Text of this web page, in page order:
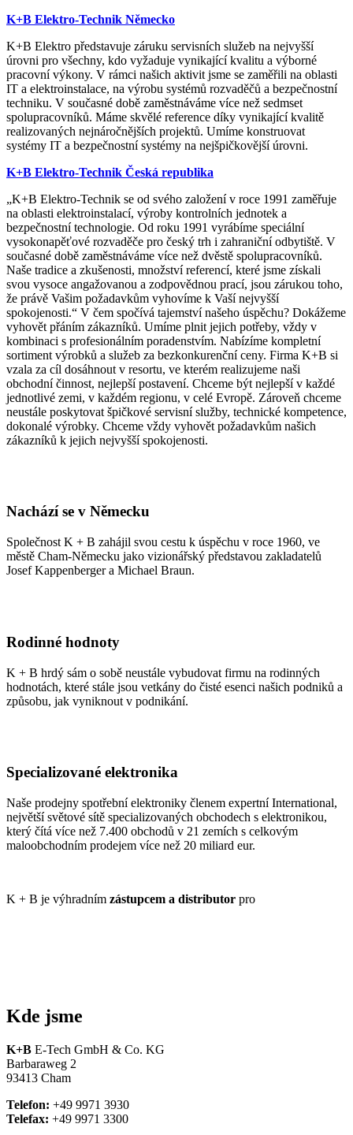
K+B Elektro-Technik Německo
K+B Elektro představuje záruku servisních služeb na nejvyšší
úrovni pro všechny, kdo vyžaduje vynikající kvalitu a výborné
pracovní výkony. V rámci našich aktivit jsme se zaměřili na oblasti
IT a elektroinstalace, na výrobu systémů rozvaděčů a bezpečnostní
techniku. V současné době zaměstnáváme více než sedmset
spolupracovníků. Máme skvělé reference díky vynikající kvalitě
realizovaných nejnáročnějších projektů. Umíme konstruovat
systémy IT a bezpečnostní systémy na nejšpičkovější úrovni.
K+B Elektro-Technik Česká republika
„K+B Elektro-Technik se od svého založení v roce 1991 zaměřuje
na oblasti elektroinstalací, výroby kontrolních jednotek a
bezpečnostní technologie. Od roku 1991 vyrábíme speciální
vysokonapěťové rozvaděče pro český trh i zahraniční odbytiště. V
současné době zaměstnáváme více než dvěstě spolupracovníků.
Naše tradice a zkušenosti, množství referencí, které jsme získali
svou vysoce angažovanou a zodpovědnou prací, jsou zárukou toho,
že právě Vašim požadavkům vyhovíme k Vaší nejvyšší
spokojenosti.“ V čem spočívá tajemství našeho úspěchu? Dokážeme
vyhovět přáním zákazníků. Umíme plnit jejich potřeby, vždy v
kombinaci s profesionálním poradenstvím. Nabízíme kompletní
sortiment výrobků a služeb za bezkonkurenční ceny. Firma K+B si
vzala za cíl dosáhnout v resortu, ve kterém realizujeme naši
obchodní činnost, nejlepší postavení. Chceme být nejlepší v každé
jednotlivé zemi, v každém regionu, v celé Evropě. Zároveň chceme
neustále poskytovat špičkové servisní služby, technické kompetence,
dokonalé výrobky. Chceme vždy vyhovět požadavkům našich
zákazníků k jejich nejvyšší spokojenosti.
Nachází se v Německu
Společnost K + B zahájil svou cestu k úspěchu v roce 1960, ve
městě Cham-Německu jako vizionářský představou zakladatelů
Josef Kappenberger a Michael Braun.
Rodinné hodnoty
K + B hrdý sám o sobě neustále vybudovat firmu na rodinných
hodnotách, které stále jsou vetkány do čisté esenci našich podniků a
způsobu, jak vyniknout v podnikání.
Specializované elektronika
Naše prodejny spotřební elektroniky členem expertní International,
největší světové sítě specializovaných obchodech s elektronikou,
který čítá více než 7.400 obchodů v 21 zemích s celkovým
maloobchodním prodejem více než 20 miliard eur.
K + B je výhradním zástupcem a distributor pro
Kde jsme
K+B E-Tech GmbH & Co. KG
Barbaraweg 2
93413 Cham
Telefon: +49 9971 3930
Telefax: +49 9971 3300